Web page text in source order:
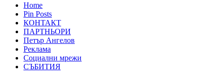
Home
Pin Posts
КОНТАКТ
ПАРТНЬОРИ
Петър Ангелов
Реклама
Социални мрежи
СЪБИТИЯ